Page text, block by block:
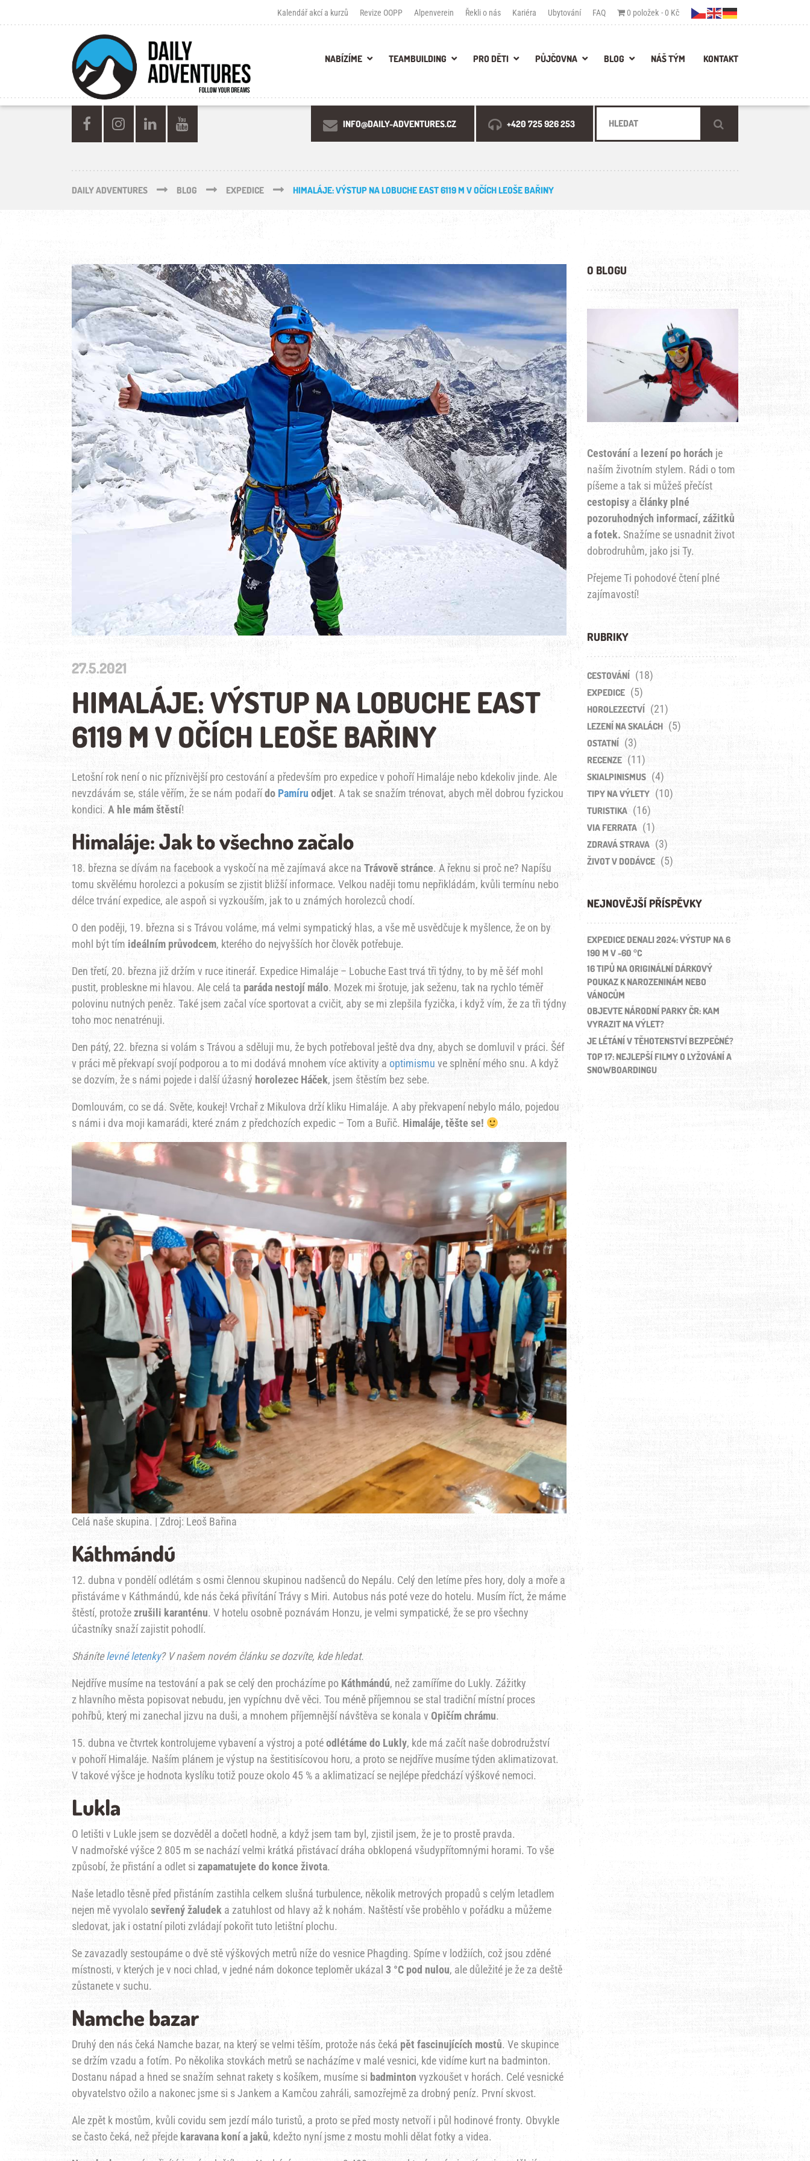
Kalendář akcí a kurzů Revize OOPP Alpenverein Řekli o nás Kariéra Ubytování FAQ 0 položek 0 Kč
NABÍZÍME TEAMBUILDING PRO DĚTI PŮJČOVNA BLOG NÁŠ TÝM KONTAKT
INFO@DAILY-ADVENTURES.CZ +420 725 926 253
DAILY ADVENTURES BLOG EXPEDICE HIMALÁJE: VÝSTUP NA LOBUCHE EAST 6119 M V OČÍCH LEOŠE BAŘINY
27.5.2021
HIMALÁJE: VÝSTUP NA LOBUCHE EAST
6119 M V OČÍCH LEOŠE BAŘINY
Letošní rok není o nic příznivější pro cestování a především pro expedice v pohoří Himaláje nebo kdekoliv jinde. Ale
nevzdávám se, stále věřím, že se nám podařído Pamíru odjet. A tak se snažím trénovat, abych měl dobrou fyzickou
kondici.A hle mám štěstí!
Himaláje: Jak to všechno začalo
18. března se dívám na facebook a vyskočí na mě zajímavá akce na Trávově stránce. A řeknu si proč ne? Napíšu
tomu skvělému horolezci a pokusím se zjistit bližší informace. Velkou naději tomu nepřikládám, kvůli termínu nebo
délce trvání expedice, ale aspoň si vyzkouším, jak to u známých horolezců chodí.
O den poději, 19. března si s Trávou voláme, má velmi sympatický hlas, a vše mě usvědčuje k myšlence, že on by
mohl být tím ideálním průvodcem, kterého do nejvyšších hor člověk potřebuje.
Den třetí, 20. března již držím v ruce itinerář. Expedice Himaláje – Lobuche East trvá tři týdny, to by mě šéf mohl
pustit, probleskne mi hlavou. Ale celá ta paráda nestojí málo. Mozek mi šrotuje, jak seženu, tak na rychlo téměř
polovinu nutných peněz. Také jsem začal více sportovat a cvičit, aby se mi zlepšila fyzička, i když vím, že za tři týdny
toho moc nenatrénuji.
Den pátý, 22. března si volám s Trávou a sděluji mu, že bych potřeboval ještě dva dny, abych se domluvil v práci. Šéf
v práci mě překvapí svojí podporou a to mi dodává mnohem více aktivity aoptimismu ve splnění mého snu. A když
se dozvím, že s námi pojede i další úžasný horolezec Háček, jsem štěstím bez sebe.
Domlouvám, co se dá. Světe, koukej! Vrchař z Mikulova drží kliku Himaláje. A aby překvapení nebylo málo, pojedou
s námi i dva moji kamarádi, které znám z předchozích expedic – Tom a Buřič. Himaláje, těšte se!
Celá naše skupina. | Zdroj: Leoš Bařina
Káthmándú
12. dubna v pondělí odlétám s osmi člennou skupinou nadšenců do Nepálu. Celý den letíme přes hory, doly a moře a
přistáváme v Káthmándú, kde nás čeká přivítání Trávy s Miri. Autobus nás poté veze do hotelu. Musím říct, že máme
štěstí, protožezrušili karanténu. V hotelu osobně poznávám Honzu, je velmi sympatické, že se pro všechny
účastníky snaží zajistit pohodlí.
Shánítelevné letenky? V našem novém článku se dozvíte, kde hledat.
Nejdříve musíme na testování a pak se celý den procházíme po Káthmándú, než zamíříme do Lukly. Zážitky
z hlavního města popisovat nebudu, jen vypíchnu dvě věci. Tou méně příjemnou se stal tradiční místní proces
pohřbů, který mi zanechal jizvu na duši, a mnohem příjemnější návštěva se konala v Opičím chrámu.
15. dubna ve čtvrtek kontrolujeme vybavení a výstroj a potéodlétáme do Lukly, kde má začít naše dobrodružství
v pohoří Himaláje. Naším plánem je výstup na šestitisícovou horu, a proto se nejdříve musíme týden aklimatizovat.
V takové výšce je hodnota kyslíku totiž pouze okolo 45 % a aklimatizací se nejlépe předchází výškové nemoci.
Lukla
O letišti v Lukle jsem se dozvěděl a dočetl hodně, a když jsem tam byl, zjistil jsem, že je to prostě pravda.
V nadmořské výšce 2 805 m se nachází velmi krátká přistávací dráha obklopená všudypřítomnými horami. To vše
způsobí, že přistání a odlet si zapamatujete do konce života.
Naše letadlo těsně před přistáním zastihla celkem slušná turbulence, několik metrových propadů s celým letadlem
nejen mě vyvolalosevřený žaludek a zatuhlost od hlavy až k nohám. Naštěstí vše proběhlo v pořádku a můžeme
sledovat, jak i ostatní piloti zvládají pokořit tuto letištní plochu.
Se zavazadly sestoupáme o dvě stě výškových metrů níže do vesnice Phagding. Spíme v lodžiích, což jsou zděné
místnosti, v kterých je v noci chlad, v jedné nám dokonce teploměr ukázal 3 °C pod nulou, ale důležité je že za deště
zůstanete v suchu.
Namche bazar
Druhý den nás čeká Namche bazar, na který se velmi těším, protože nás čeká pět fascinujících mostů. Ve skupince
se držím vzadu a fotím. Po několika stovkách metrů se nacházíme v malé vesnici, kde vidíme kurt na badminton.
Dostanu nápad a hned se snažím sehnat rakety s košíkem, musíme si badminton vyzkoušet v horách. Celé vesnické
obyvatelstvo ožilo a nakonec jsme si s Jankem a Kamčou zahráli, samozřejmě za drobný peníz. První skvost.
Ale zpět k mostům, kvůli covidu sem jezdí málo turistů, a proto se před mosty netvoří i půl hodinové fronty. Obvykle
se často čeká, než přejde karavana koní a jaků, kdežto nyní jsme z mostu mohli dělat fotky a videa.
O BLOGU
Cestovánía lezení po horách je
naším životním stylem. Rádi o tom
píšeme a tak si můžeš přečíst
cestopisya články plné
pozoruhodných informací, zážitků
a fotek. Snažíme se usnadnit život
dobrodruhům, jako jsi Ty.
Přejeme Ti pohodové čtení plné
zajímavostí!
RUBRIKY
CESTOVÁNÍ (18)
EXPEDICE (5)
HOROLEZECTVÍ (21)
LEZENÍ NA SKALÁCH (5)
OSTATNÍ (3)
RECENZE (11)
SKIALPINISMUS (4)
TIPY NA VÝLETY (10)
TURISTIKA (16)
VIA FERRATA (1)
ZDRAVÁ STRAVA (3)
ŽIVOT V DODÁVCE (5)
NEJNOVĚJŠÍ PŘÍSPĚVKY
EXPEDICE DENALI 2024: VÝSTUP NA 6
190 M V -60 °C
16 TIPŮ NA ORIGINÁLNÍ DÁRKOVÝ
POUKAZ K NAROZENINÁM NEBO
VÁNOCŮM
OBJEVTE NÁRODNÍ PARKY ČR: KAM
VYRAZIT NA VÝLET?
JE LÉTÁNÍ V TĚHOTENSTVÍ BEZPEČNÉ?
TOP 17: NEJLEPŠÍ FILMY O LYŽOVÁNÍ A
SNOWBOARDINGU